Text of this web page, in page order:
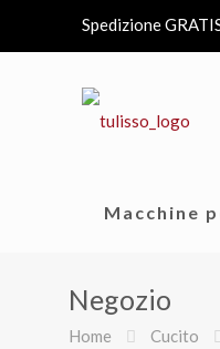
Spedizione
Macchine
Negozio
Home Cucito